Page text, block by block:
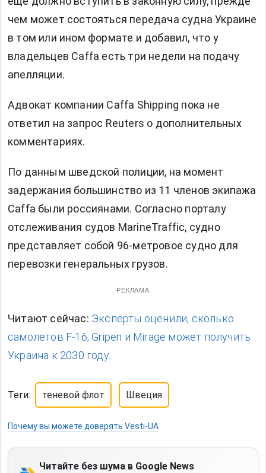
чем может состояться передача судна Украине
в том или ином формате и добавил, что у
владельцев Caffa есть три недели на подачу
апелляции.
Адвокат компании Caffa Shipping пока не
ответил на запрос Reuters о дополнительных
комментариях.
По данным шведской полиции, на момент
задержания большинство из 11 членов экипажа
Caffa были россиянами. Согласно порталу
отслеживания судов MarineTraffic, судно
представляет собой 96-метровое судно для
перевозки генеральных грузов.
РЕКЛАМА
Читают сейчас: Эксперты оценили, сколько
самолетов F-16, Gripen и Mirage может получить
Украина к 2030 году.
Теги: теневой флот Швеция
Почему вы можете доверять Vesti-UA
Читайте без шума в Google News